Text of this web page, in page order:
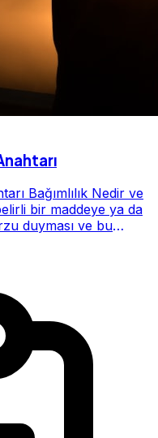
Bağımlılık Nedir ve
bir maddeye ya da
duyması ve bu